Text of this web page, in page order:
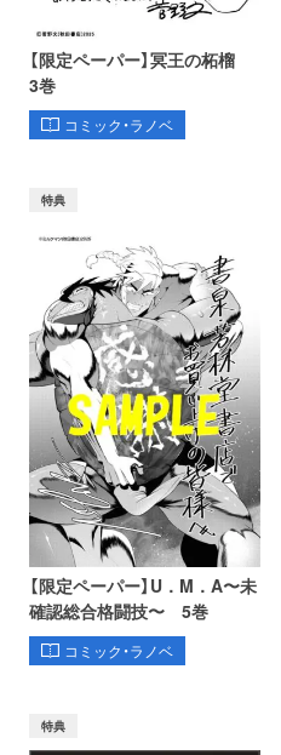
【限定ペーパー】冥王の柘榴
3巻
コミック・ラノベ
特典
【限定ペーパー】U．M．A〜未
確認総合格闘技〜 5巻
コミック・ラノベ
特典